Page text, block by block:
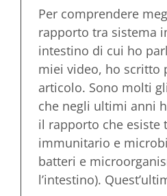
Per comprendere
rapporto tra sistema
intestino di cui ho
miei video, ho scritto
articolo. Sono molti
che negli ultimi anni
il rapporto che esiste
immunitario e
batteri e
l’intestino).